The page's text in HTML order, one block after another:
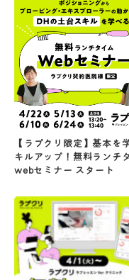
【ラプクリ限定】基本を
キルアップ！無料ランチ
webセミナー スタート